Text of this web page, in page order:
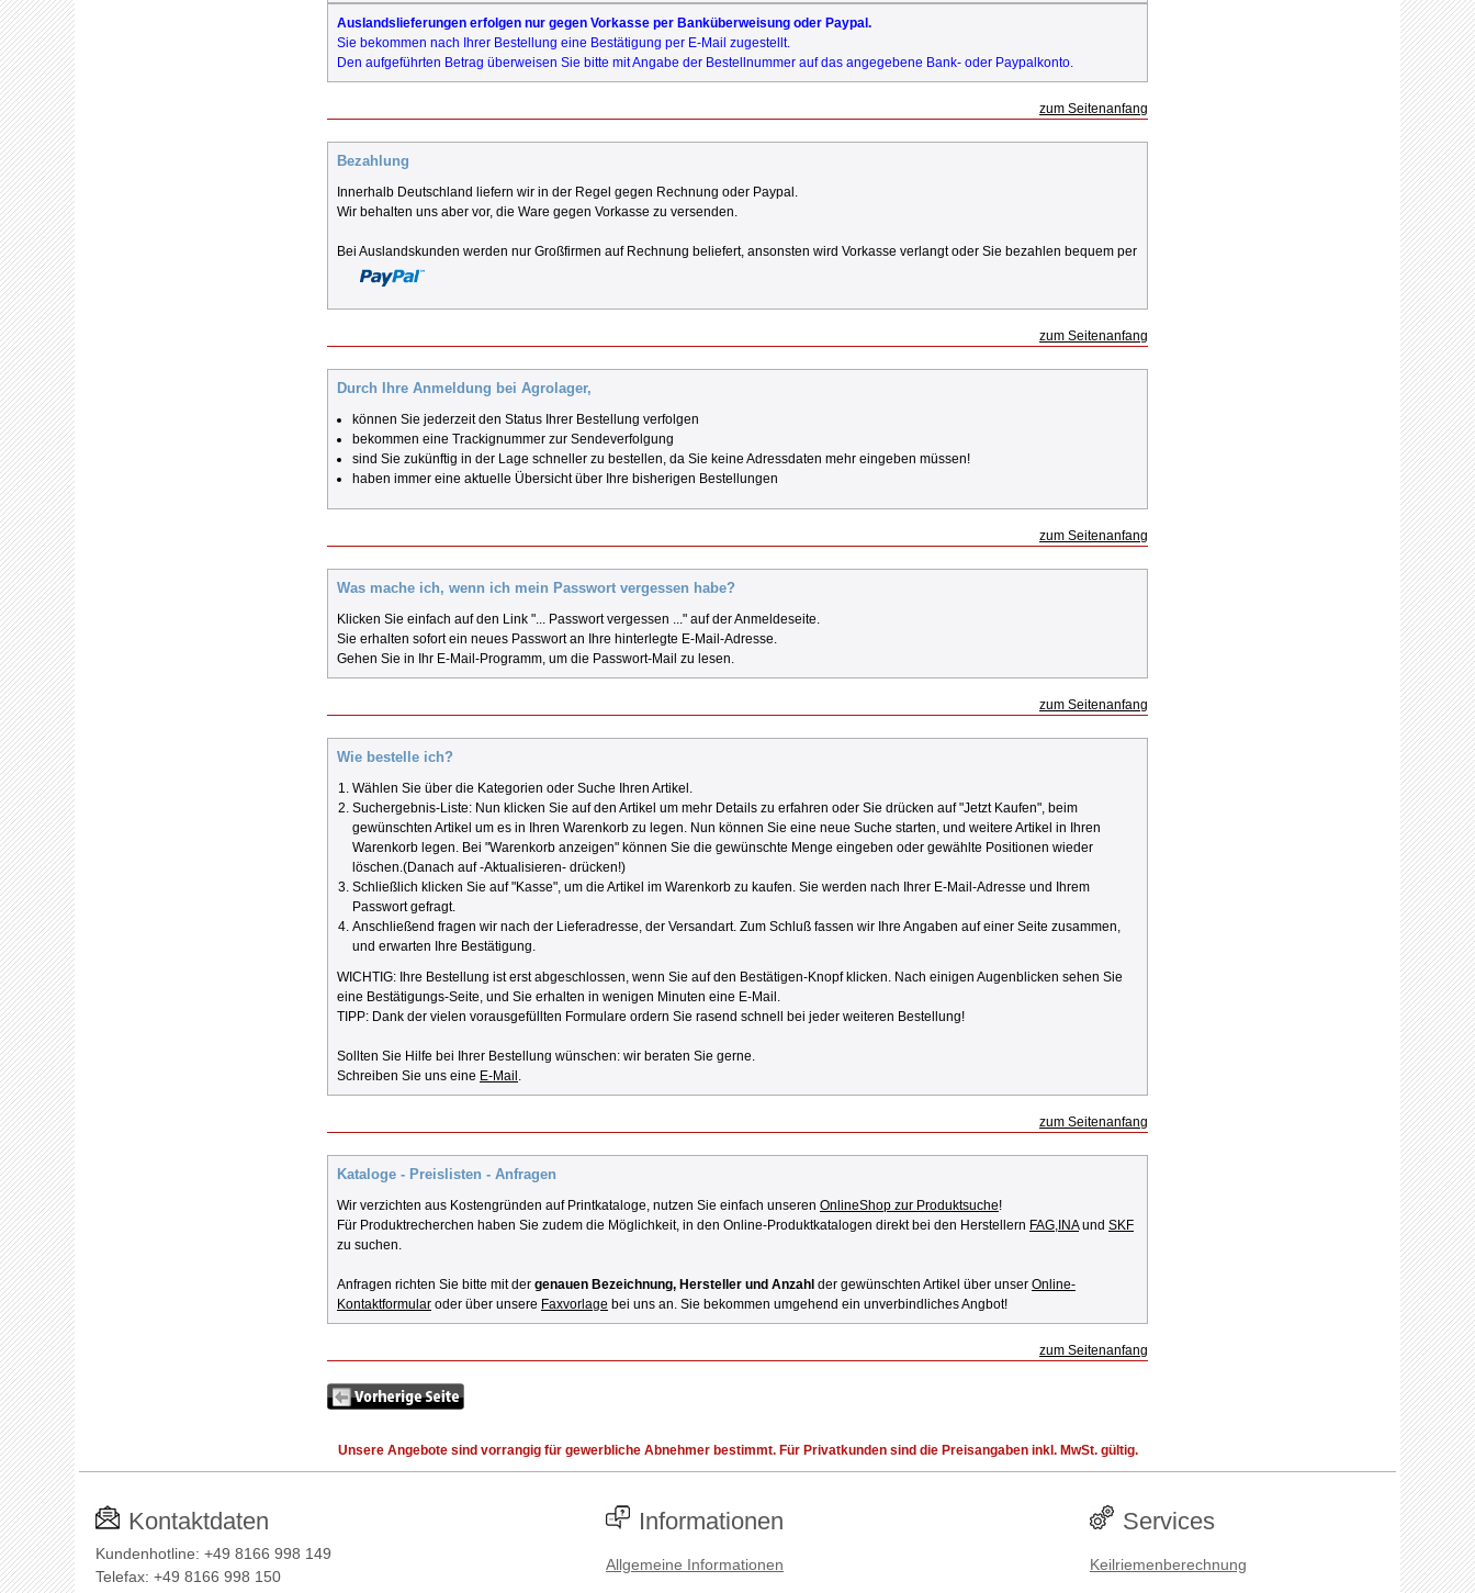
Auslandslieferungen erfolgen nur gegen Vorkasse per Banküberweisung oder Paypal.
Sie bekommen nach Ihrer Bestellung eine Bestätigung per E-Mail zugestellt.
Den aufgeführten Betrag überweisen Sie bitte mit Angabe der Bestellnummer auf das angegebene Bank- oder Paypalkonto.
zum Seitenanfang
Bezahlung
Innerhalb Deutschland liefern wir in der Regel gegen Rechnung oder Paypal.
Wir behalten uns aber vor, die Ware gegen Vorkasse zu versenden.
Bei Auslandskunden werden nur Großfirmen auf Rechnung beliefert, ansonsten wird Vorkasse verlangt oder Sie bezahlen bequem per
zum Seitenanfang
Durch Ihre Anmeldung bei Agrolager,
können Sie jederzeit den Status Ihrer Bestellung verfolgen
bekommen eine Trackignummer zur Sendeverfolgung
sind Sie zukünftig in der Lage schneller zu bestellen, da Sie keine Adressdaten mehr eingeben müssen!
haben immer eine aktuelle Übersicht über Ihre bisherigen Bestellungen
zum Seitenanfang
Was mache ich, wenn ich mein Passwort vergessen habe?
Klicken Sie einfach auf den Link "... Passwort vergessen ..." auf der Anmeldeseite.
Sie erhalten sofort ein neues Passwort an Ihre hinterlegte E-Mail-Adresse.
Gehen Sie in Ihr E-Mail-Programm, um die Passwort-Mail zu lesen.
zum Seitenanfang
Wie bestelle ich?
Wählen Sie über die Kategorien oder Suche Ihren Artikel.
Suchergebnis-Liste: Nun klicken Sie auf den Artikel um mehr Details zu erfahren oder Sie drücken auf "Jetzt Kaufen", beim
gewünschten Artikel um es in Ihren Warenkorb zu legen. Nun können Sie eine neue Suche starten, und weitere Artikel in Ihren
Warenkorb legen. Bei "Warenkorb anzeigen" können Sie die gewünschte Menge eingeben oder gewählte Positionen wieder
löschen.(Danach auf -Aktualisieren- drücken!)
Schließlich klicken Sie auf "Kasse", um die Artikel im Warenkorb zu kaufen. Sie werden nach Ihrer E-Mail-Adresse und Ihrem
Passwort gefragt.
Anschließend fragen wir nach der Lieferadresse, der Versandart. Zum Schluß fassen wir Ihre Angaben auf einer Seite zusammen,
und erwarten Ihre Bestätigung.
WICHTIG: Ihre Bestellung ist erst abgeschlossen, wenn Sie auf den Bestätigen-Knopf klicken. Nach einigen Augenblicken sehen Sie
eine Bestätigungs-Seite, und Sie erhalten in wenigen Minuten eine E-Mail.
TIPP: Dank der vielen vorausgefüllten Formulare ordern Sie rasend schnell bei jeder weiteren Bestellung!
Sollten Sie Hilfe bei Ihrer Bestellung wünschen: wir beraten Sie gerne.
Schreiben Sie uns eine E-Mail .
zum Seitenanfang
Kataloge - Preislisten - Anfragen
Wir verzichten aus Kostengründen auf Printkataloge, nutzen Sie einfach unseren OnlineShop zur Produktsuche!
Für Produktrecherchen haben Sie zudem die Möglichkeit, in den Online-Produktkatalogen direkt bei den Herstellern FAG,INAund SKF
zu suchen.
Anfragen richten Sie bitte mit der genauen Bezeichnung, Hersteller und Anzahl der gewünschten Artikel über unser Online-
Kontaktformular oder über unsere Faxvorlage bei uns an. Sie bekommen umgehend ein unverbindliches Angbot!
zum Seitenanfang
Unsere Angebote sind vorrangig für gewerbliche Abnehmer bestimmt. Für Privatkunden sind die Preisangaben inkl. MwSt. gültig.
Kontaktdaten
Kundenhotline: +49 8166 998 149
Telefax: +49 8166 998 150
Informationen
Allgemeine Informationen
Services
Keilriemenberechnung